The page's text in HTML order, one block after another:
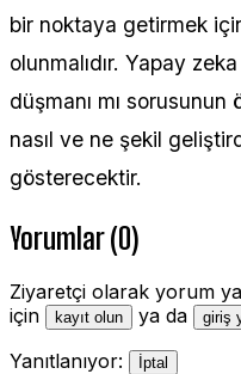
bir noktaya getirmek
olunmalıdır. Yapay
düşmanı mı sorusunun
nasıl ve ne şekil
gösterecektir.
Yorumlar (0)
Ziyaretçi olarak yorum
için
kayıt olun ya da giriş
Yanıtlanıyor:
İptal